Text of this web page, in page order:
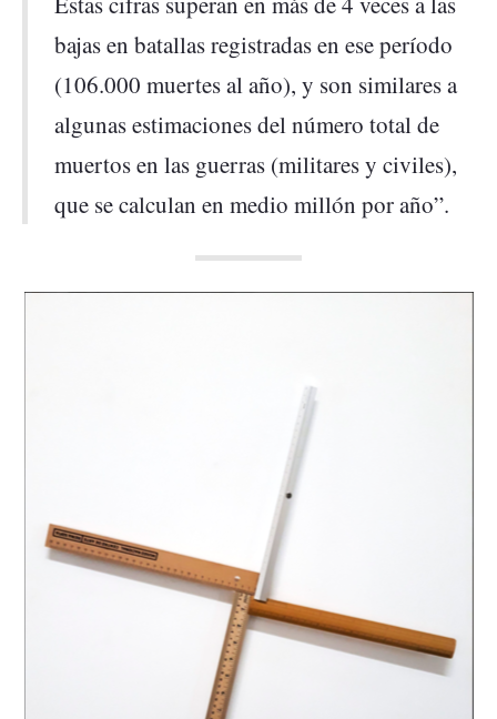
bajas en batallas registradas en ese período
(106.000 muertes al año), y son similares a
algunas estimaciones del número total de
muertos en las guerras (militares y civiles),
que se calculan en medio millón por año”.